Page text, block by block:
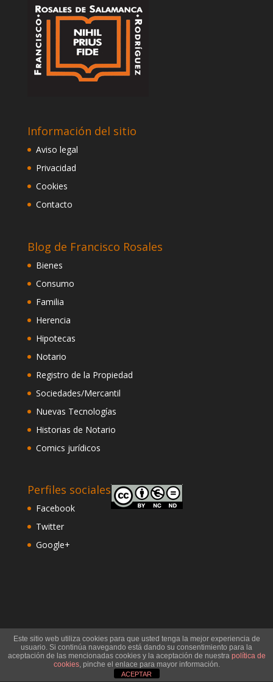
Información del sitio
Aviso legal
Privacidad
Cookies
Contacto
Blog de Francisco Rosales
Bienes
Consumo
Familia
Herencia
Hipotecas
Notario
Registro de la Propiedad
Sociedades/Mercantil
Nuevas Tecnologías
Historias de Notario
Comics jurídicos
Perfiles sociales
Facebook
Twitter
Google+
Notario Francisco Rosales . Todos los derechos
reservados. Diseño Web:Comunicaalcala
Este sitio web utiliza cookies para que usted tenga la mejor experiencia de
usuario. Si continúa navegando está dando su consentimiento para la
aceptación de las mencionadas cookies y la aceptación de nuestra política de
cookies, pinche el enlace para mayor información.
ACEPTAR